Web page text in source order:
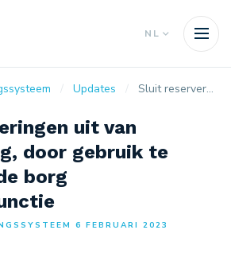
NL
Updates Sluit reserveringen uit van borgbetaling, door gebruik te maken van de borg uitschakelfunctie
uit van
door gebruik te
borg
6 FEBRUARI 2023